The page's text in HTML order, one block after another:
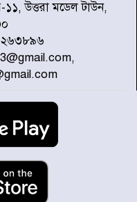
অস্ত্র
বিপদে পড়া কচ্ছপ উদ্ধার
নির্ধারিত কর্মসূচিতে
প্রধানমন্ত্রী
সংস্থার পিরোজপুর
উত্তরা মডেল টাউন,